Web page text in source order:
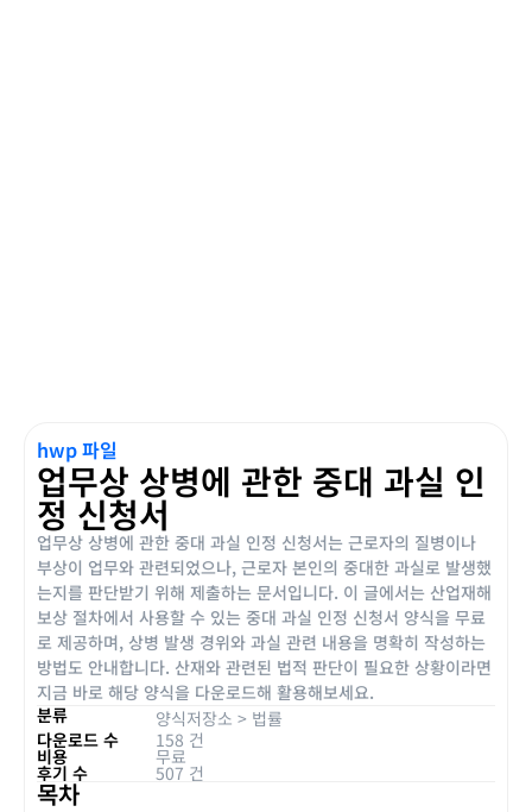
hwp 파일
업무상 상병에 관한 중대 과실 인
정 신청서
업무상 상병에 관한 중대 과실 인정 신청서는 근로자의 질병이나
부상이 업무와 관련되었으나, 근로자 본인의 중대한 과실로 발생했
는지를 판단받기 위해 제출하는 문서입니다. 이 글에서는 산업재해
보상 절차에서 사용할 수 있는 중대 과실 인정 신청서 양식을 무료
로 제공하며, 상병 발생 경위와 과실 관련 내용을 명확히 작성하는
방법도 안내합니다. 산재와 관련된 법적 판단이 필요한 상황이라면
지금 바로 해당 양식을 다운로드해 활용해보세요.
분류
양식저장소 > 법률
다운로드 수
158 건
비용 무료
후기 수 507 건
목차